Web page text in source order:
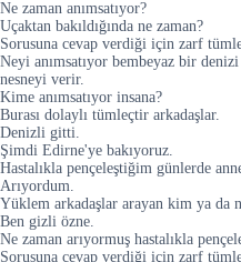
Ne zaman anımsatıyor?
Uçaktan bakıldığında ne zaman?
Sorusuna cevap verdiği için zarf
Neyi anımsatıyor bembeyaz bir
nesneyi verir.
Kime anımsatıyor insana?
Burası dolaylı tümleçtir arkadaşlar.
Denizli gitti.
Şimdi Edirne'ye bakıyoruz.
Hastalıkla pençeleştiğim günlerde
Arıyordum.
Yüklem arkadaşlar arayan kim ya da
Ben gizli özne.
Ne zaman arıyormuş hastalıkla
Sorusuna cevap verdiği için zarf